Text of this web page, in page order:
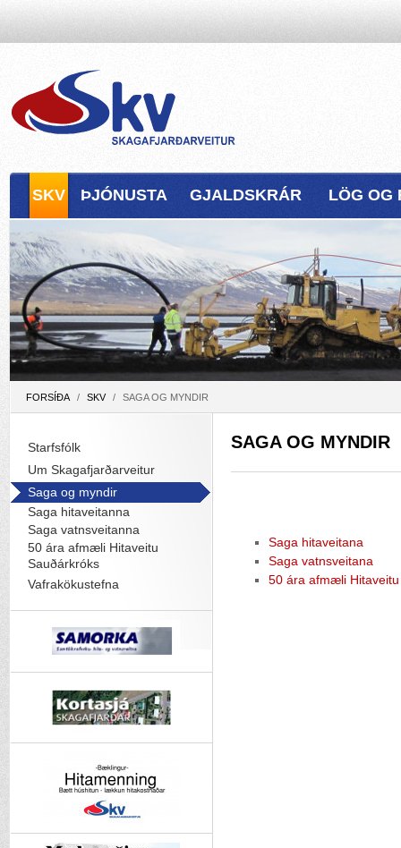
FORSÍÐA / SKV / SAGA OG MYNDIR
SAGA OG MYNDIR
Saga hitaveitana
Saga vatnsveitana
50 ára afmæli
SKV ÞJÓNUSTA GJALDSKRÁR LÖG OG
Starfsfólk
Um Skagafjarðarveitur
Saga og myndir
Saga hitaveitanna
Saga vatnsveitanna
50 ára afmæli Hitaveitu
Sauðárkróks
Vafrakökustefna